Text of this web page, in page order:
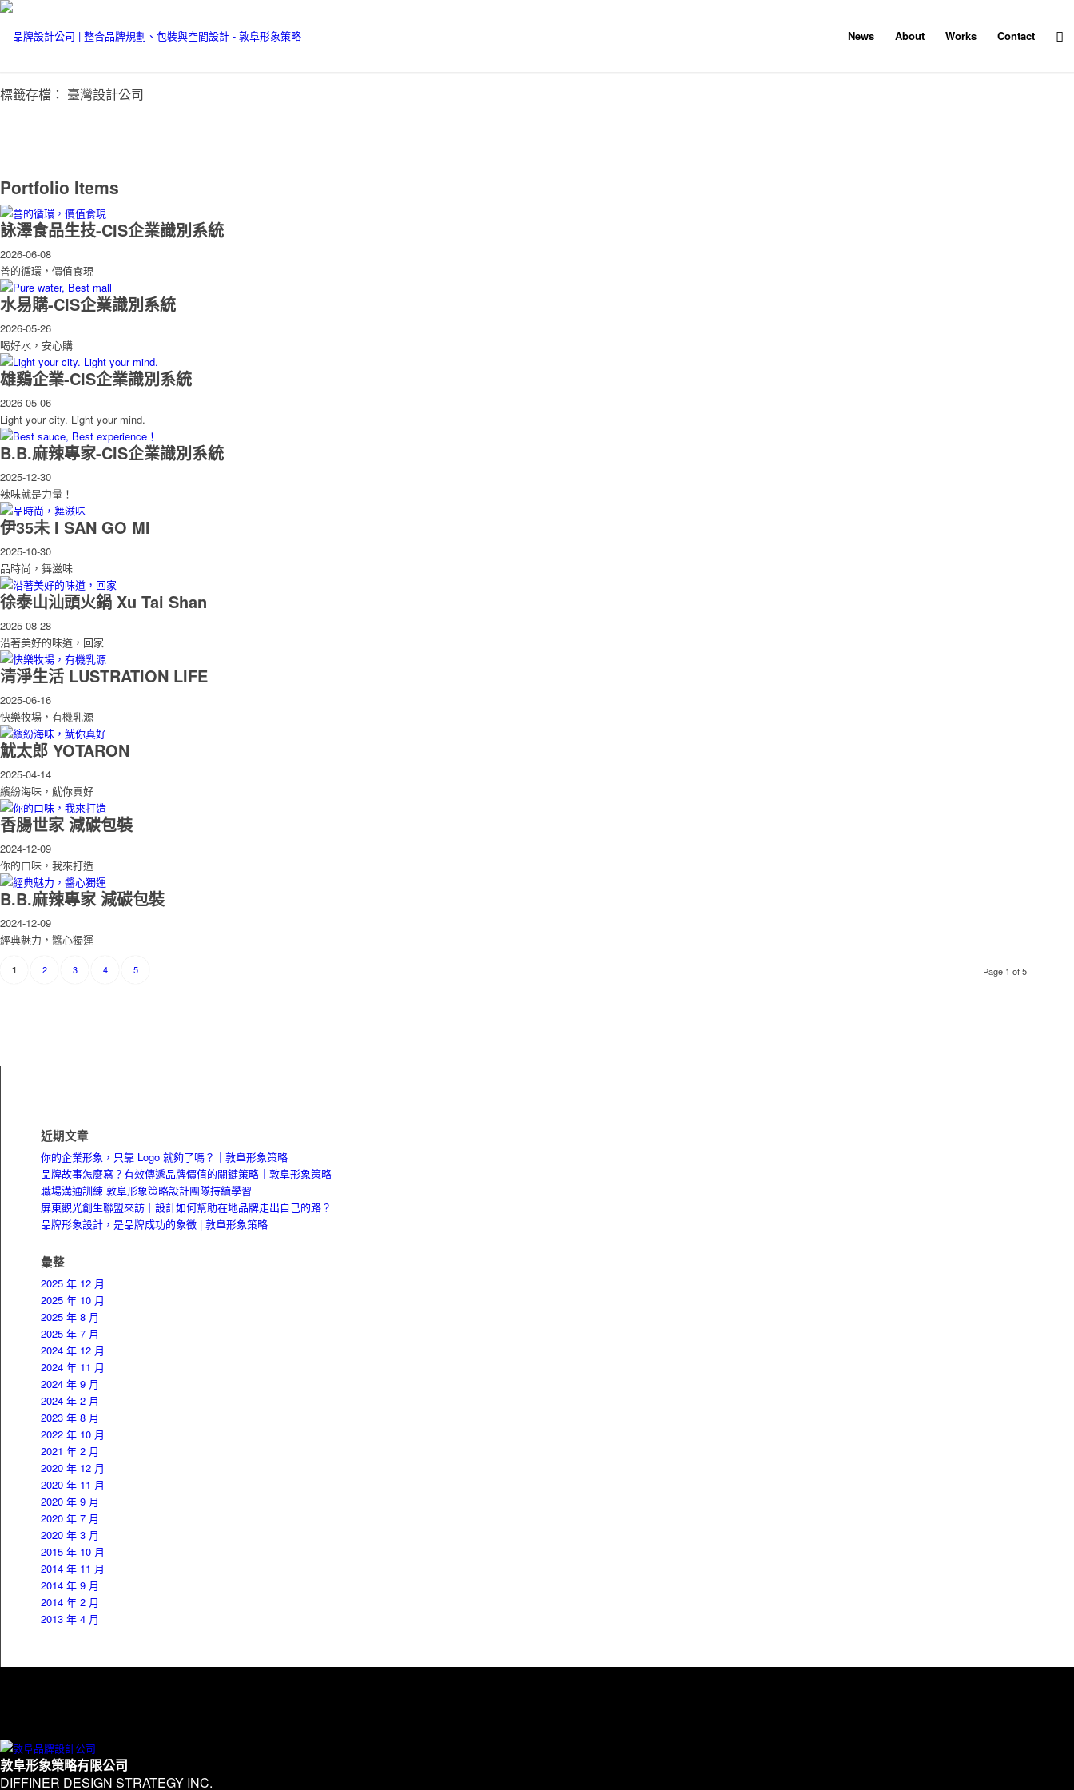
News About Works Contact
標籤存檔： 臺灣設計公司
Portfolio Items
詠澤食品生技-CIS企業識別系統
2026-06-08
善的循環，價值食現
水易購-CIS企業識別系統
2026-05-26
喝好水，安心購
雄鷄企業-CIS企業識別系統
2026-05-06
Light your city. Light your mind.
B.B.麻辣專家-CIS企業識別系統
2025-12-30
辣味就是力量！
伊35未 I SAN GO MI
2025-10-30
品時尚，舞滋味
徐泰山汕頭火鍋 Xu Tai Shan
2025-08-28
沿著美好的味道，回家
清淨生活 LUSTRATION LIFE
2025-06-16
快樂牧場，有機乳源
魷太郎 YOTARON
2025-04-14
繽紛海味，魷你真好
香腸世家 減碳包裝
2024-12-09
你的口味，我來打造
B.B.麻辣專家 減碳包裝
2024-12-09
經典魅力，醬心獨運
Page 1 of 5
1 2 3 4 5
近期文章
你的企業形象，只靠 Logo 就夠了嗎？｜敦阜形象策略
品牌故事怎麼寫？有效傳遞品牌價值的關鍵策略｜敦阜形象策略
職場溝通訓練 敦阜形象策略設計團隊持續學習
屏東觀光創生聯盟來訪｜設計如何幫助在地品牌走出自己的路？
品牌形象設計，是品牌成功的象徵 | 敦阜形象策略
彙整
2025 年 12 月
2025 年 10 月
2025 年 8 月
2025 年 7 月
2024 年 12 月
2024 年 11 月
2024 年 9 月
2024 年 2 月
2023 年 8 月
2022 年 10 月
2021 年 2 月
2020 年 12 月
2020 年 11 月
2020 年 9 月
2020 年 7 月
2020 年 3 月
2015 年 10 月
2014 年 11 月
2014 年 9 月
2014 年 2 月
2013 年 4 月
敦阜形象策略有限公司
DIFFINER DESIGN STRATEGY INC.